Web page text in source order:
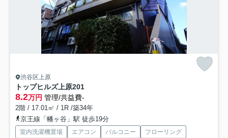
渋谷区上原
トップヒルズ上原201
8.2万円 管理/共益費-
2階 / 17.01㎡ / 1R /築34年
京王線「幡ヶ谷」駅 徒歩19分
室内洗濯機置場 エアコン バルコニー
フローリング